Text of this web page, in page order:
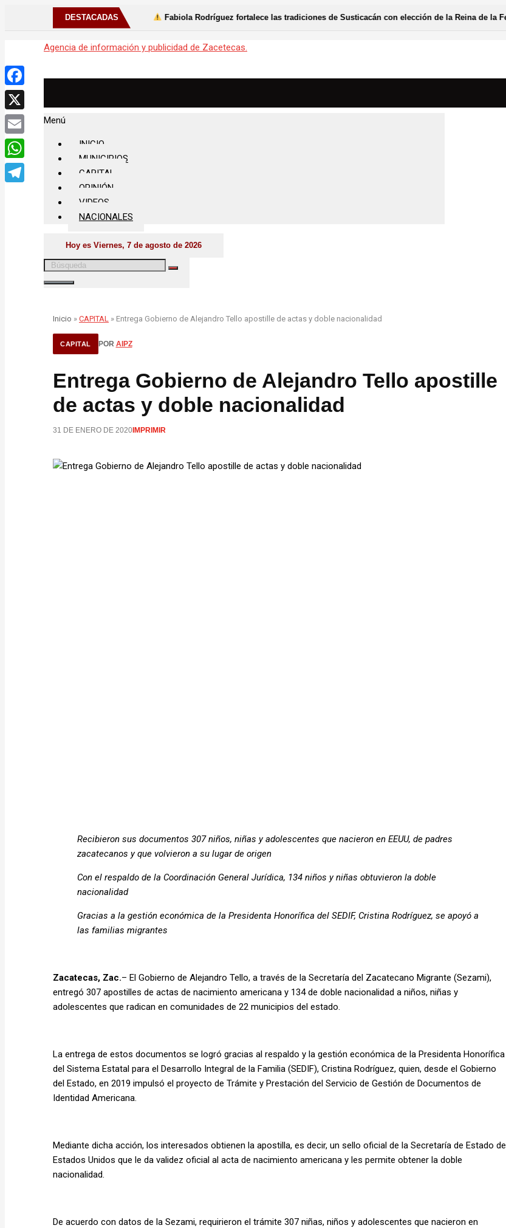
DESTACADAS
Fabiola Rodríguez fortalece las tradiciones de Susticacán con elección de la Reina de la Feria Cultural 2026
Agencia de información y publicidad de Zacetecas.
Menú
INICIO
MUNICIPIOS
CAPITAL
OPINIÓN
VIDEOS
NACIONALES
Hoy es Viernes, 7 de agosto de 2026
Inicio » CAPITAL » Entrega Gobierno de Alejandro Tello apostille de actas y doble nacionalidad
CAPITAL POR AIPZ
Entrega Gobierno de Alejandro Tello apostille
de actas y doble nacionalidad
31 DE ENERO DE 2020IMPRIMIR
Recibieron sus documentos 307 niños, niñas y adolescentes que nacieron en EEUU, de padres
zacatecanos y que volvieron a su lugar de origen
Con el respaldo de la Coordinación General Jurídica, 134 niños y niñas obtuvieron la doble
nacionalidad
Gracias a la gestión económica de la Presidenta Honorífica del SEDIF, Cristina Rodríguez, se apoyó a
las familias migrantes
Zacatecas, Zac.– El Gobierno de Alejandro Tello, a través de la Secretaría del Zacatecano Migrante (Sezami),
entregó 307 apostilles de actas de nacimiento americana y 134 de doble nacionalidad a niños, niñas y
adolescentes que radican en comunidades de 22 municipios del estado.
La entrega de estos documentos se logró gracias al respaldo y la gestión económica de la Presidenta Honorífica
del Sistema Estatal para el Desarrollo Integral de la Familia (SEDIF), Cristina Rodríguez, quien, desde el Gobierno
del Estado, en 2019 impulsó el proyecto de Trámite y Prestación del Servicio de Gestión de Documentos de
Identidad Americana.
Mediante dicha acción, los interesados obtienen la apostilla, es decir, un sello oficial de la Secretaría de Estado de
Estados Unidos que le da validez oficial al acta de nacimiento americana y les permite obtener la doble
nacionalidad.
De acuerdo con datos de la Sezami, requirieron el trámite 307 niñas, niños y adolescentes que nacieron en
Facebook
X
Email
WhatsApp